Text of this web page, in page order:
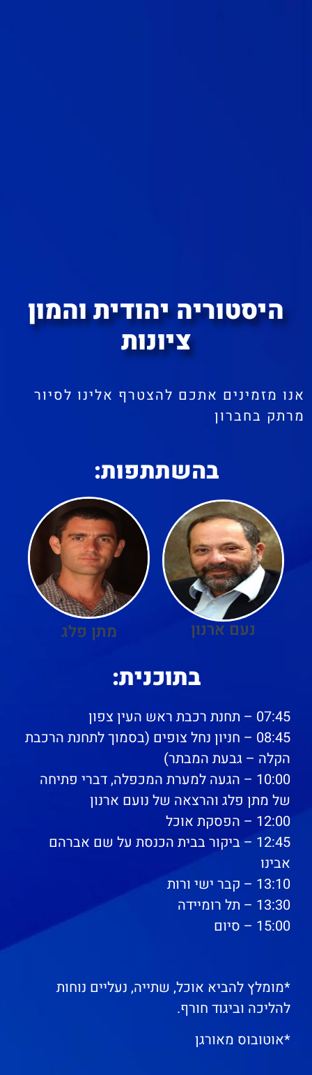
היסטוריה יהודית והמון
ציונות
אנו מזמינים אתכם להצטרף אלינו לסיור
מרתק בחברון
בהשתתפות:
נעם ארנון מתן פלג
בתוכנית:
07:45 – תחנת רכבת ראש העין צפון
08:45 – חניון נחל צופים (בסמוך לתחנת הרכבת
הקלה – גבעת המבתר)
10:00 – הגעה למערת המכפלה, דברי פתיחה
של מתן פלג והרצאה של נועם ארנון
12:00 – הפסקת אוכל
12:45 – ביקור בבית הכנסת על שם אברהם
אבינו
13:10 – קבר ישי ורות
13:30 – תל רומיידה
15:00 – סיום
*מומלץ להביא אוכל, שתייה, נעליים נוחות
להליכה וביגוד חורף.
*אוטובוס מאורגן